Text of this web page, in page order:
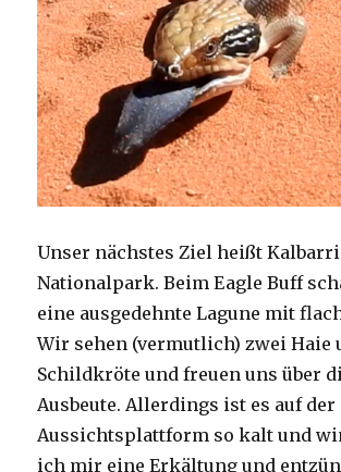
Unser nächstes Ziel heißt Kalbarri
Nationalpark. Beim Eagle Buff
eine ausgedehnte Lagune mit
Wir sehen (vermutlich) zwei Haie
Schildkröte und freuen uns über
Ausbeute. Allerdings ist es auf der
Aussichtsplattform so kalt und
ich mir eine Erkältung und